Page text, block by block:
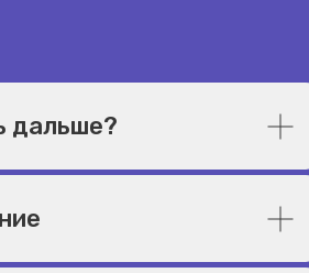
дальше?